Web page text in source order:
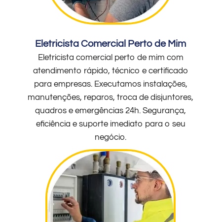
Eletricista Comercial Perto de Mim
Eletricista comercial perto de mim com
atendimento rápido, técnico e certificado
para empresas. Executamos instalações,
manutenções, reparos, troca de disjuntores,
quadros e emergências 24h. Segurança,
eficiência e suporte imediato para o seu
negócio.